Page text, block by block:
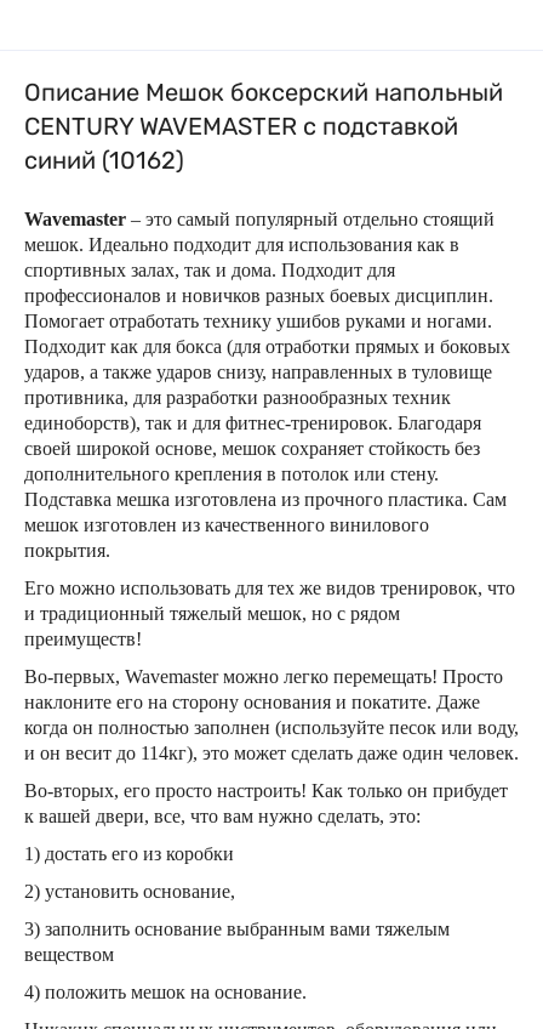
Описание Мешок боксерский напольный
CENTURY WAVEMASTER с подставкой
синий (10162)
Wavemaster – это самый популярный отдельно стоящий
мешок. Идеально подходит для использования как в
спортивных залах, так и дома. Подходит для
профессионалов и новичков разных боевых дисциплин.
Помогает отработать технику ушибов руками и ногами.
Подходит как для бокса (для отработки прямых и боковых
ударов, а также ударов снизу, направленных в туловище
противника, для разработки разнообразных техник
единоборств), так и для фитнес-тренировок. Благодаря
своей широкой основе, мешок сохраняет стойкость без
дополнительного крепления в потолок или стену.
Подставка мешка изготовлена из прочного пластика. Сам
мешок изготовлен из качественного винилового
покрытия.
Его можно использовать для тех же видов тренировок, что
и традиционный тяжелый мешок, но с рядом
преимуществ!
Во-первых, Wavemaster можно легко перемещать! Просто
наклоните его на сторону основания и покатите. Даже
когда он полностью заполнен (используйте песок или воду,
и он весит до 114кг), это может сделать даже один человек.
Во-вторых, его просто настроить! Как только он прибудет
к вашей двери, все, что вам нужно сделать, это:
1) достать его из коробки
2) установить основание,
3) заполнить основание выбранным вами тяжелым
веществом
4) положить мешок на основание.